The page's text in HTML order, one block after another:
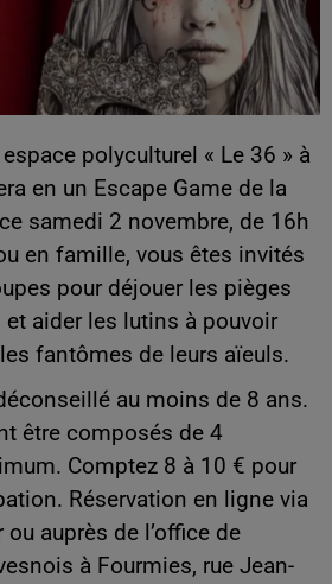
polyculturel « Le 36 » à
en un Escape Game de la
samedi 2 novembre, de 16h
en famille, vous êtes invités
pour déjouer les pièges
et aider les lutins à pouvoir
fantômes de leurs aïeuls.
au moins de 8 ans.
être composés de 4
Comptez 8 à 10 € pour
Réservation en ligne via
auprès de l’office de
à Fourmies, rue Jean-